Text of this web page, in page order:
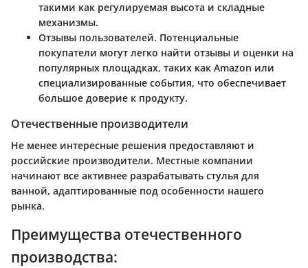
такими как регулируемая высота и складные
механизмы.
Отзывы пользователей. Потенциальные
покупатели могут легко найти отзывы и оценки на
популярных площадках, таких как Amazon или
специализированные события, что обеспечивает
большое доверие к продукту.
Отечественные производители
Не менее интересные решения предоставляют и
российские производители. Местные компании
начинают все активнее разрабатывать стулья для
ванной, адаптированные под особенности нашего
рынка.
Преимущества отечественного
производства: